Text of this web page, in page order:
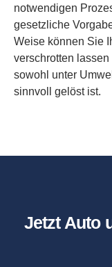
notwendigen
gesetzliche
Weise können Sie
verschrotten
sowohl unter
sinnvoll gelöst ist.
Jetzt Auto